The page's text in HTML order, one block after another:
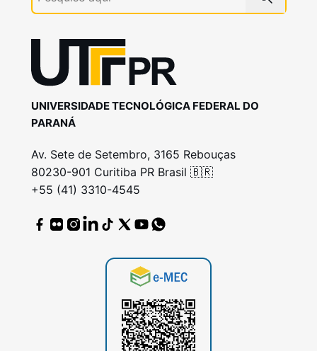
UNIVERSIDADE TECNOLÓGICA FEDERAL DO
PARANÁ
Av. Sete de Setembro, 3165 Rebouças
80230-901 Curitiba PR Brasil 🇧🇷
+55 (41) 3310-4545